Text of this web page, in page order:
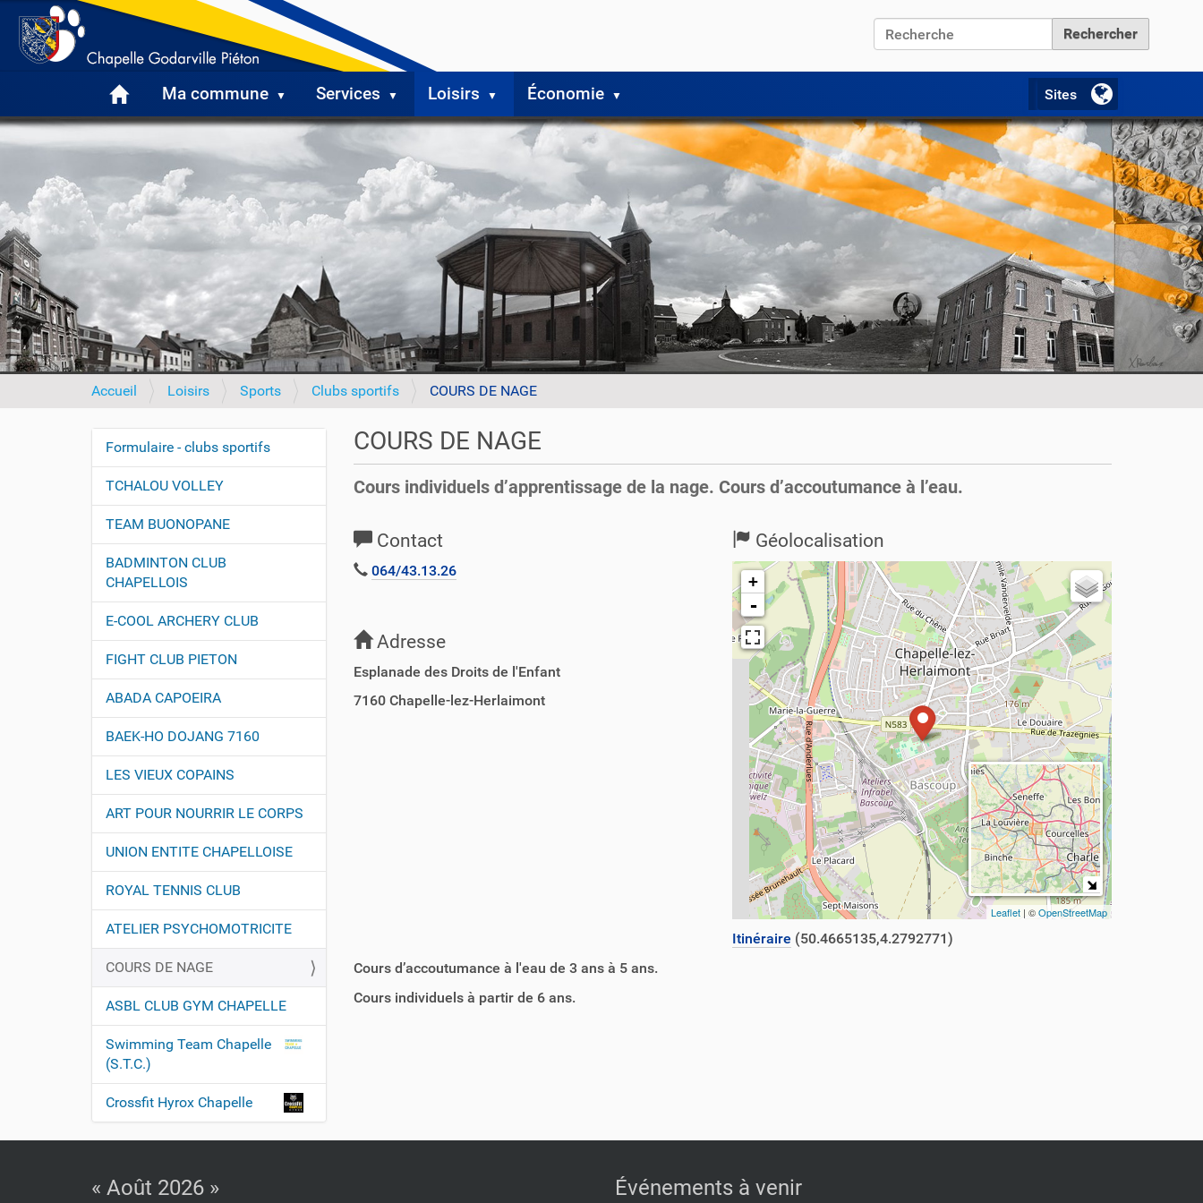
Chercher par
Ma commune Services Loisirs Économie
V
u
ê
e
i
Accueil Loisirs Sports Clubs sportifs COURS DE NAGE
COURS DE NAGE
Cours individuels d’apprentissage de la nage. Cours d’accoutumance à l’eau.
Contact
064/43.13.26
Géolocalisation
+
-
Leaflet | ©OpenStreetMap
Itinéraire (50.4665135,4.2792771)
Adresse
Esplanade des Droits de l'Enfant
7160 Chapelle-lez-Herlaimont
Cours d’accoutumance à l'eau de 3 ans à 5 ans.
Cours individuels à partir de 6 ans.
N
a
v
i
a
t
i
o
n
Formulaire - clubs sportifs
TCHALOU VOLLEY
TEAM BUONOPANE
BADMINTON CLUB
CHAPELLOIS
E-COOL ARCHERY CLUB
FIGHT CLUB PIETON
ABADA CAPOEIRA
BAEK-HO DOJANG 7160
LES VIEUX COPAINS
ART POUR NOURRIR LE CORPS
UNION ENTITE CHAPELLOISE
ROYAL TENNIS CLUB
ATELIER PSYCHOMOTRICITE
COURS DE NAGE
ASBL CLUB GYM CHAPELLE
Swimming Team Chapelle
(S.T.C.)
Crossfit Hyrox Chapelle
« Août 2026 » Événements à venir